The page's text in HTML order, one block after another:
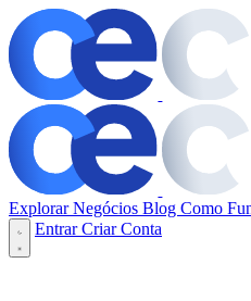
Explorar Negócios Blog Como
EntrarCriar Conta